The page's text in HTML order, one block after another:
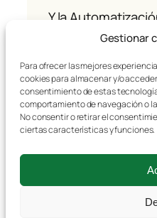
Gestionar
Para ofrecer las mejores
cookies para almacenar y/o
consentimiento de estas
comportamiento de navegación o
No consentir o retirar el
ciertas características y funciones.
Y la
la solución.
Ha llegado el
ayuda.
¿Por